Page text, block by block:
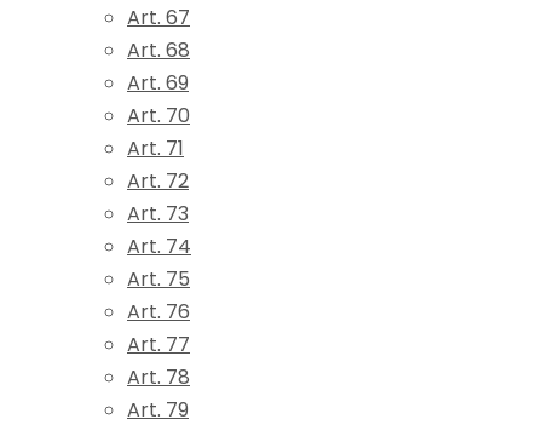
Art. 67
Art. 68
Art. 69
Art. 70
Art. 71
Art. 72
Art. 73
Art. 74
Art. 75
Art. 76
Art. 77
Art. 78
Art. 79